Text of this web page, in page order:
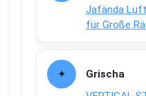
Jafända
für Große
Grischa